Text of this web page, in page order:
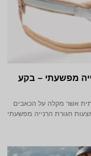
מפשעתי – בקע
אשר מקלה על הכאבים
חגורת הרנייה מפשעתי